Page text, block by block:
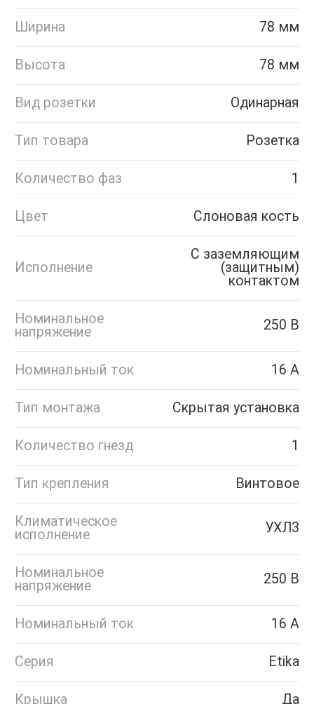
Ширина 78 мм
Высота 78 мм
Вид розетки Одинарная
Тип товара Розетка
Количество фаз 1
Цвет Слоновая кость
Исполнение
С заземляющим
(защитным)
контактом
Номинальное
напряжение
250 В
Номинальный ток 16 А
Тип монтажа Скрытая установка
Количество гнезд 1
Тип крепления Винтовое
Климатическое
исполнение
УХЛ3
Номинальное
напряжение
250 В
Номинальный ток 16 А
Серия Etika
Крышка Да